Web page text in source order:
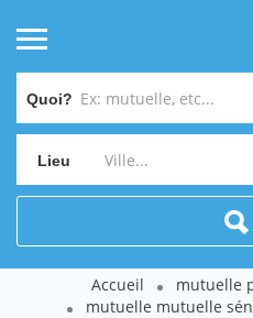
Quoi?
Lieu
Accueil
mutuelle
mutuelle mutuelle